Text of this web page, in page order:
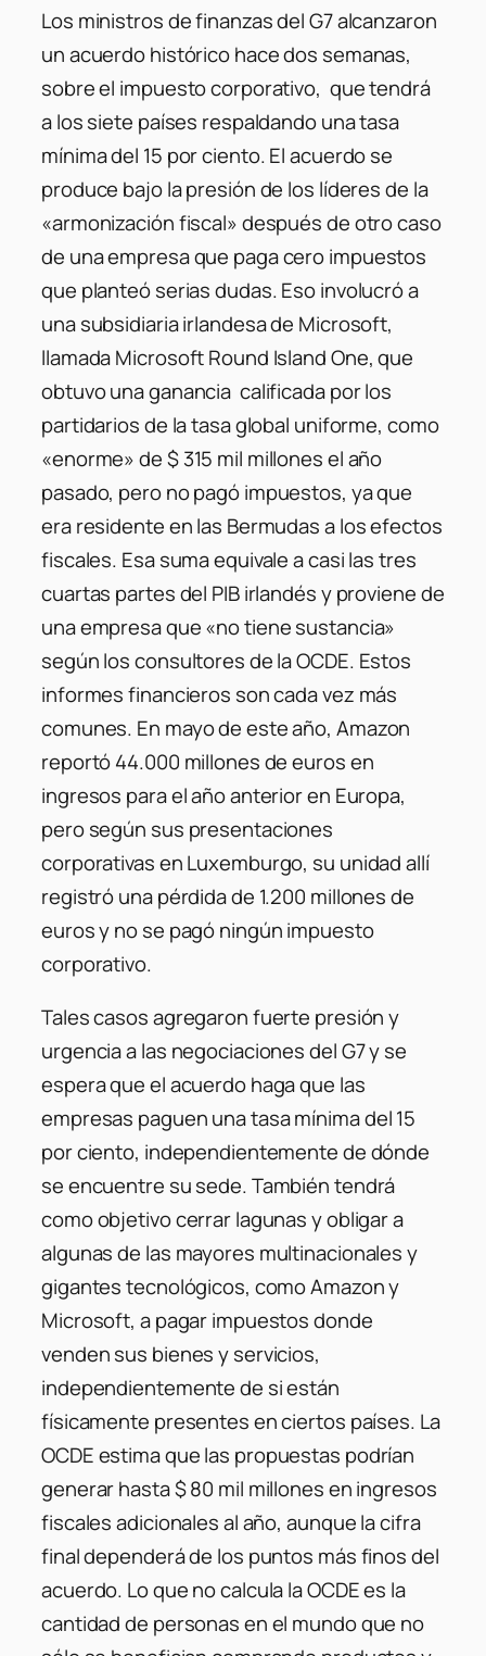
Los ministros de finanzas del G7 alcanzaron
un acuerdo histórico hace dos semanas,
sobre el impuesto corporativo, que tendrá
a los siete países respaldando una tasa
mínima del 15 por ciento. El acuerdo se
produce bajo la presión de los líderes de la
«armonización fiscal» después de otro caso
de una empresa que paga cero impuestos
que planteó serias dudas. Eso involucró a
una subsidiaria irlandesa de Microsoft,
llamada Microsoft Round Island One, que
obtuvo una ganancia calificada por los
partidarios de la tasa global uniforme, como
«enorme» de $ 315 mil millones el año
pasado, pero no pagó impuestos, ya que
era residente en las Bermudas a los efectos
fiscales. Esa suma equivale a casi las tres
cuartas partes del PIB irlandés y proviene de
una empresa que «no tiene sustancia»
según los consultores de la OCDE. Estos
informes financieros son cada vez más
comunes. En mayo de este año, Amazon
reportó 44.000 millones de euros en
ingresos para el año anterior en Europa,
pero según sus presentaciones
corporativas en Luxemburgo, su unidad allí
registró una pérdida de 1.200 millones de
euros y no se pagó ningún impuesto
corporativo.
Tales casos agregaron fuerte presión y
urgencia a las negociaciones del G7 y se
espera que el acuerdo haga que las
empresas paguen una tasa mínima del 15
por ciento, independientemente de dónde
se encuentre su sede. También tendrá
como objetivo cerrar lagunas y obligar a
algunas de las mayores multinacionales y
gigantes tecnológicos, como Amazon y
Microsoft, a pagar impuestos donde
venden sus bienes y servicios,
independientemente de si están
físicamente presentes en ciertos países. La
OCDE estima que las propuestas podrían
generar hasta $ 80 mil millones en ingresos
fiscales adicionales al año, aunque la cifra
final dependerá de los puntos más finos del
acuerdo. Lo que no calcula la OCDE es la
cantidad de personas en el mundo que no